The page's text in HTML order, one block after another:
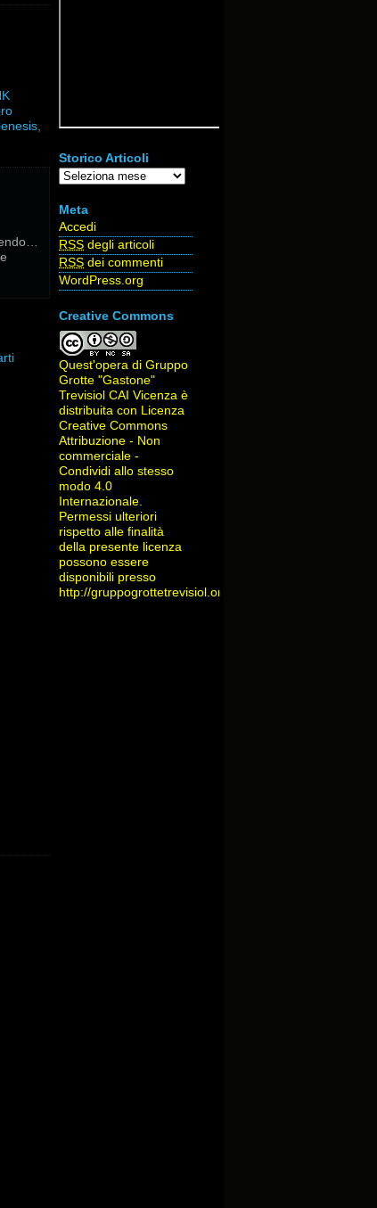
Storico Articoli
Storico
Meta
Accedi
RSS degli articoli
RSS dei commenti
WordPress.org
Creative Commons
Quest'opera di Gruppo
Grotte "Gastone"
Trevisiol CAI Vicenza è
distribuita con Licenza
Creative Commons
Attribuzione - Non
commerciale -
Condividi allo stesso
modo 4.0
Internazionale.
Permessi ulteriori
rispetto alle finalità
della presente licenza
possono essere
disponibili presso
http://gruppogrottetrevisiol.org/contatti/